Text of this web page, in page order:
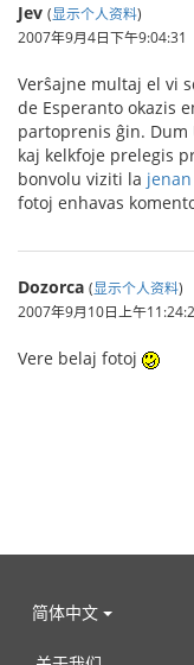
Jev (显示个人资料)
2007年9月4日下午9:04:31
Verŝajne multaj el vi
de Esperanto okazis
partoprenis ĝin.
kaj kelkfoje prelegis
bonvolu viziti la
fotoj enhavas
Dozorca (显示个人资料)
2007年9月10日上午
Vere belaj fotoj
简体中文